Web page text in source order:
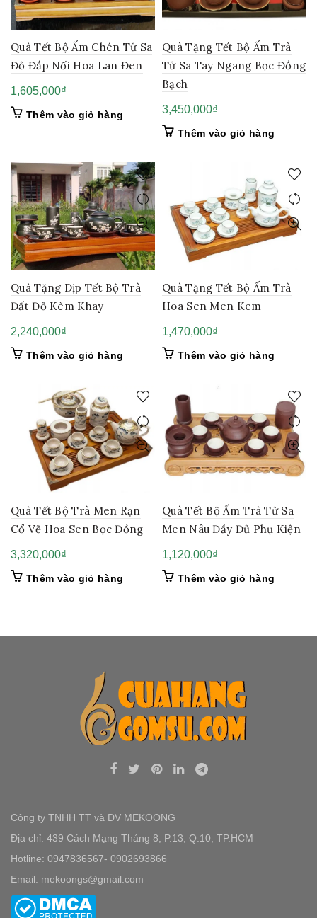
Quà Tết Bộ Ấm Chén Tử Sa
Đỏ Đắp Nối Hoa Lan Đen
1,605,000₫
Thêm vào giỏ hàng
Quà Tặng Tết Bộ Ấm Trà
Tử Sa Tay Ngang Bọc Đồng
Bạch
3,450,000₫
Thêm vào giỏ hàng
Quà Tặng Dịp Tết Bộ Trà
Đất Đỏ Kèm Khay
2,240,000₫
Thêm vào giỏ hàng
Quà Tặng Tết Bộ Ấm Trà
Hoa Sen Men Kem
1,470,000₫
Thêm vào giỏ hàng
Quà Tết Bộ Trà Men Rạn
Cổ Vẽ Hoa Sen Bọc Đồng
3,320,000₫
Thêm vào giỏ hàng
Quà Tết Bộ Ấm Trà Tử Sa
Men Nâu Đầy Đủ Phụ Kiện
1,120,000₫
Thêm vào giỏ hàng
Công ty TNHH TT và DV MEKOONG
Địa chỉ: 439 Cách Mạng Tháng 8, P.13, Q.10, TP.HCM
Hotline: 0947836567- 0902693866
Email: mekoongs@gmail.com